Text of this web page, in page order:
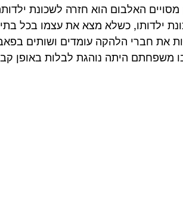
מסויים האלבום הוא חזרה לשכונת
ילדותו, כשלא מצא את עצמו בכל
את חברי הלהקה עומדים ושותים